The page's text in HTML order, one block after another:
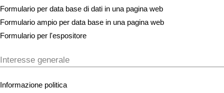
Formulario per data base di dati in una pagina web
Formulario ampio per data base in una pagina web
Formulario per l'espositore
Interesse generale
Informazione politica